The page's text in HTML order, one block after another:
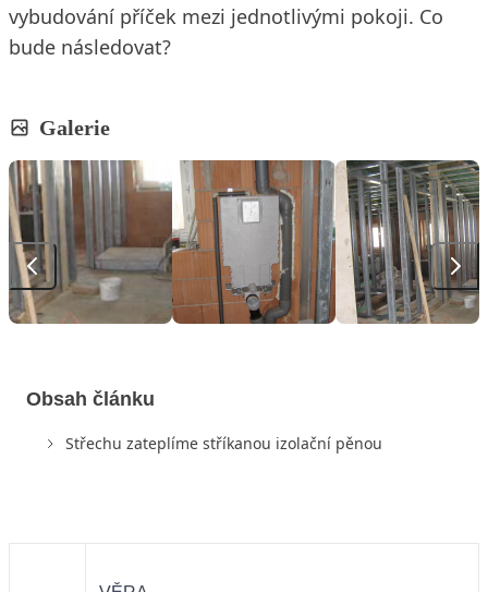
vybudování příček mezi jednotlivými pokoji. Co
bude následovat?
Galerie
Obsah článku
Střechu zateplíme stříkanou izolační pěnou